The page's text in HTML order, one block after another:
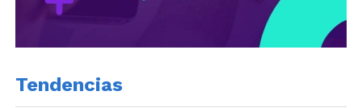
Tendencias